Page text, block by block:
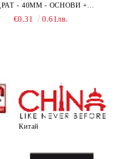
- 40ММ - ОСНОВИ +
€0.31 0.61лв.
Китай